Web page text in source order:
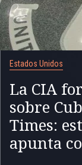
Estados Unidos
La CIA
sobre
Times:
apunta